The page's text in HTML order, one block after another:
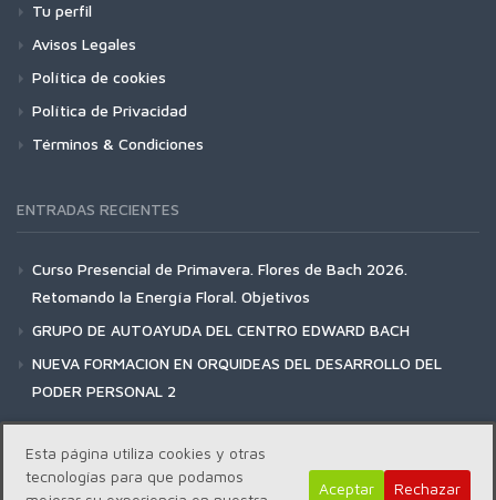
Tu perfil
Avisos Legales
Política de cookies
Política de Privacidad
Términos & Condiciones
ENTRADAS RECIENTES
Curso Presencial de Primavera. Flores de Bach 2026.
Retomando la Energía Floral. Objetivos
GRUPO DE AUTOAYUDA DEL CENTRO EDWARD BACH
NUEVA FORMACION EN ORQUIDEAS DEL DESARROLLO DEL
PODER PERSONAL 2
Esta página utiliza cookies y otras
tecnologías para que podamos
Aceptar Rechazar